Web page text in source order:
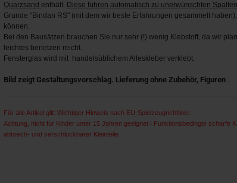
Quarzsand enthält. Diese führen automatisch zu unerwünschten
Grunde "Bindan RS" (mit dem wir beste Erfahrungen gesammelt
können.
Bei den Bausätzen brauchen Sie nur sehr (!) wenig Klebstoff, da wir
leichtes benetzen reicht.
Fensterglas wird mit handelsüblichem Alleskleber verklebt.
Bild zeigt Gestaltungsvorschlag. Lieferung ohne Zubehör, Figuren .
Für alle Artikel gilt: Wichtiger Hinweis nach EU-Spielzeugrichtlinie:
Achtung, nicht für Kinder unter 15 Jahren geeignet ! Funktionsbedingte scharfe
abbrech- und verschluckbarer Kleinteile